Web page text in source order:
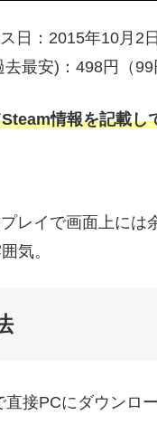
日：2015年10月2
去最安)：498円（
情報を記載
レイで画面上には
気。
接PCにダウンロ